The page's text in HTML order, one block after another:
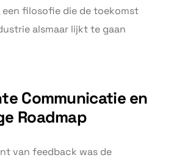
een filosofie die de toekomst
alsmaar lijkt te gaan
Communicatie en
Roadmap
van feedback was de